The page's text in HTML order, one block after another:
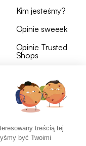
Kim jesteśmy?
Opinie sweeek
Opinie Trusted
Shops